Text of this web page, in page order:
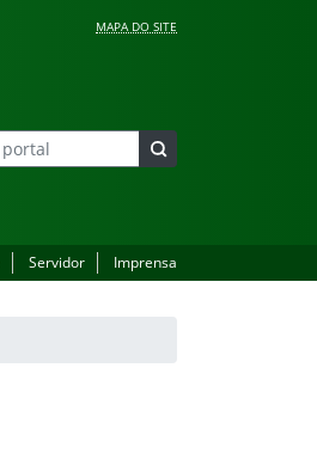
MAPA DO SITE
Servidor Imprensa